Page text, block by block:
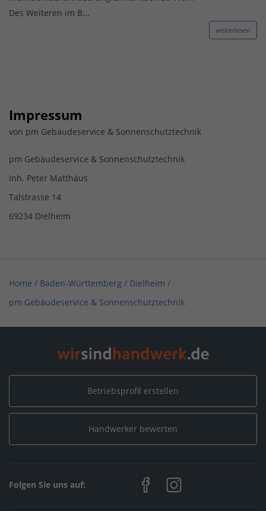
Des Weiteren im B...
weiterlesen
Impressum
von pm Gebäudeservice & Sonnenschutztechnik
pm Gebäudeservice & Sonnenschutztechnik
Inh. Peter Matthäus
Talstrasse 14
69234 Dielheim
Home / Baden-Württemberg / Dielheim /
pm Gebäudeservice & Sonnenschutztechnik
Betriebsprofil erstellen
Handwerker bewerten
Folgen Sie uns auf: